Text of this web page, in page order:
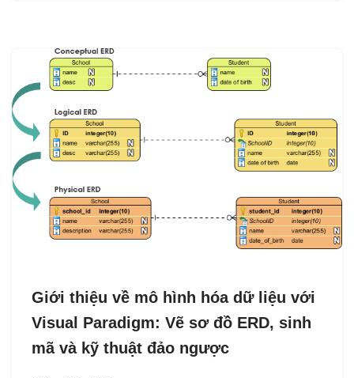
Giới thiệu về mô hình hóa dữ liệu với
Visual Paradigm: Vẽ sơ đồ ERD, sinh
mã và kỹ thuật đảo ngược